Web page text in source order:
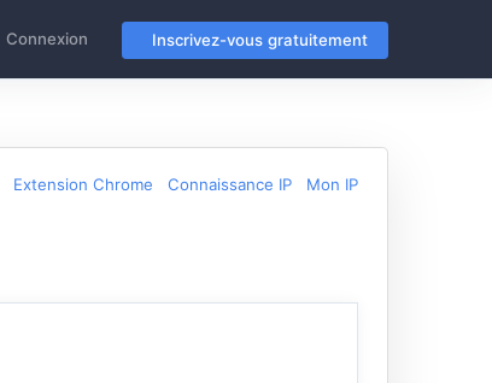
Connexion Inscrivez-vous gratuitement
Extension Chrome Connaissance IP Mon IP